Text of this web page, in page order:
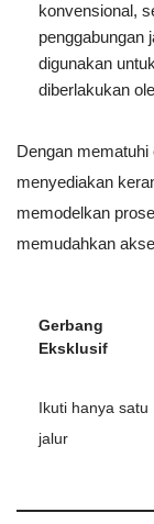
konvensional,
penggabungan
digunakan
diberlakukan
Dengan
menyediakan
memodelkan
memudahkan
Gerbang
Eksklusif
Ikuti hanya satu
jalur